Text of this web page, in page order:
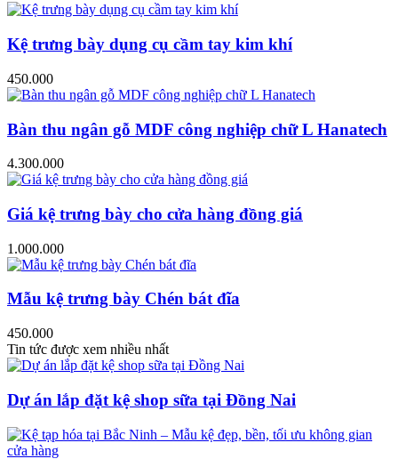
Kệ trưng bày dụng cụ cầm tay kim khí
450.000
Bàn thu ngân gỗ MDF công nghiệp chữ L Hanatech
4.300.000
Giá kệ trưng bày cho cửa hàng đồng giá
1.000.000
Mẫu kệ trưng bày Chén bát đĩa
450.000
Tin tức được xem nhiều nhất
Dự án lắp đặt kệ shop sữa tại Đồng Nai